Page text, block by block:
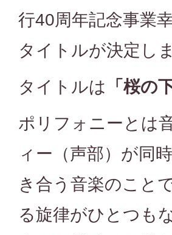
行40周年記念事業
タイトルが決定し
タイトルは 「桜の
ポリフォニーとは
ィー（声部）が同
き合う音楽のこと
る旋律がひとつも